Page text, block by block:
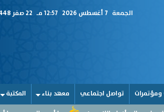
الجمعة 12:57 مـ
ومؤتمرات تواصل اجتماعي معهد بناء المكتبة